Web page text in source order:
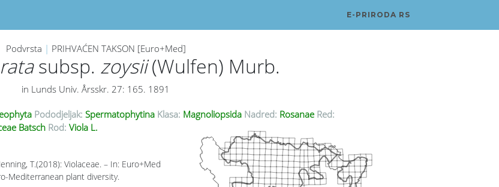
E-PRIRODA RS
Podvrsta | PRIHVAĆEN TAKSON [Euro+Med]
subsp. zoysii(Wulfen) Murb.
in Lunds Univ. Årsskr. 27: 165. 1891
Pododjeljak: Spermatophytina Klasa: Magnoliopsida Nadred: Rosanae Red:
Batsch Rod: Viola L.
T.(2018): Violaceae. – In: Euro+Med
Mediterranean plant diversity.